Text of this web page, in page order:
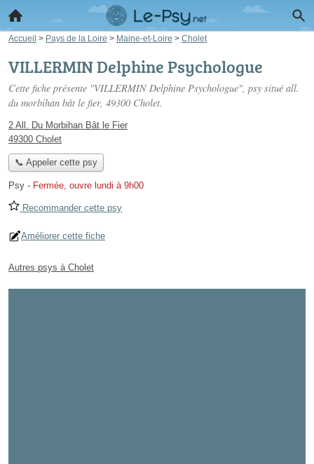
Accueil > Pays de la Loire > Maine-et-Loire > Cholet
VILLERMIN Delphine Psychologue
Cette fiche présente "VILLERMIN Delphine Psychologue", psy situé all.
du morbihan bât le fier, 49300 Cholet.
2 All. Du Morbihan Bât le Fier
49300 Cholet
📞 Appeler cette psy
Psy - Fermée, ouvre lundi à 9h00
Recommander cette psy
Améliorer cette fiche
Autres psys à Cholet